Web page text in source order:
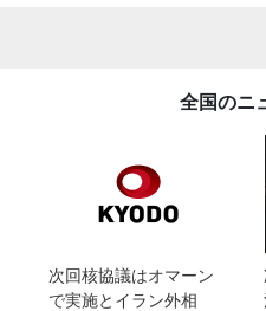
全国のニ
次回核協議はオマーン
で実施とイラン外相